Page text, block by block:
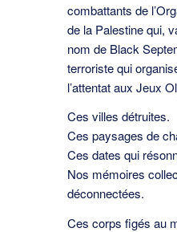
combattants de
de la Palestine qui,
nom de Black
terroriste qui
l’attentat aux Jeux
Ces villes détruites.
Ces paysages de
Ces dates qui
Nos mémoires
déconnectées.
Ces corps ﬁgés au